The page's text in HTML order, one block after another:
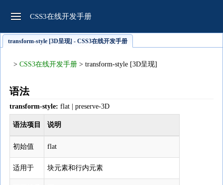
CSS3在线开发手册
transform-style [3D呈现] - CSS3在线开发手册
> CSS3在线开发手册 > transform-style [3D呈现]
语法
transform-style: flat | preserve-3D
语法项目 说明
初始值 flat
适用于 块元素和行内元素